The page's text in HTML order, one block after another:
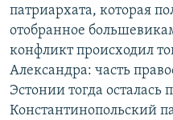
патриархата, которая
отобранное
конфликт происходил
Александра: часть
Эстонии тогда осталась
Константинопольский